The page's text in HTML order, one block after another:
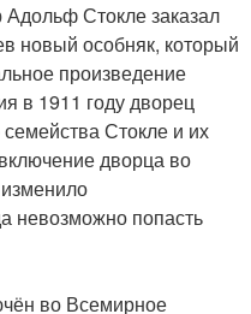
Стокле заказал
новый особняк, который
произведение
в 1911 году дворец
Стокле и их
дворца во
невозможно попасть
во Всемирное